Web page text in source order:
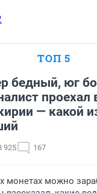
ТОП 5
бедный, юг
проехал
— какой
925 167
монетах можно